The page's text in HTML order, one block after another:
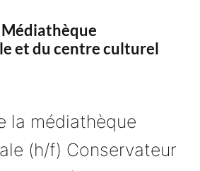
et du centre culturel